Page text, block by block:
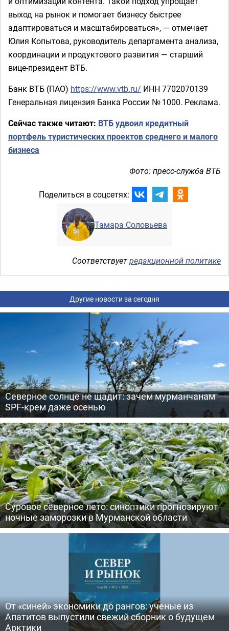
выход на рынок и помогает бизнесу быстрее
адаптироваться и масштабироваться», — отмечает
Юлия Копытова, руководитель департамента анализа,
координации и продуктового развития — старший
вице-президент ВТБ.
Банк ВТБ (ПАО) https://www.vtb.ru/ ИНН 7702070139
Генеральная лицензия Банка России № 1000. Реклама.
Сейчас также читают: ВТБ удвоил кредитный
портфель туристических проектов среднего и малого
бизнеса
Фото: пресс-служба ВТБ
Поделиться в соцсетях:
Тамара Соловьева
Соответствуетредакционной политике
Другие новости за сегодня
Северное солнце не щадит: зачем мурманчанам
SPF-крем даже осенью
Суровое северное лето: синоптики прогнозируют
ночные заморозки в Мурманской области
От «синей» экономики до рангов: ученые из
Апатитов выпустили свежий сборник о будущем
Арктики